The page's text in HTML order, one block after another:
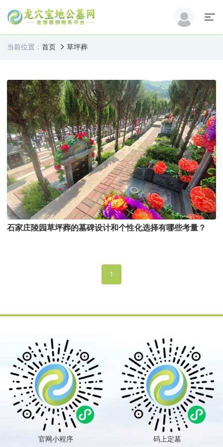
当前位置： 首页 草坪葬
石家庄陵园草坪葬的墓碑设计和个性化选择有哪些考量？
1
官网小程序 码上定墓